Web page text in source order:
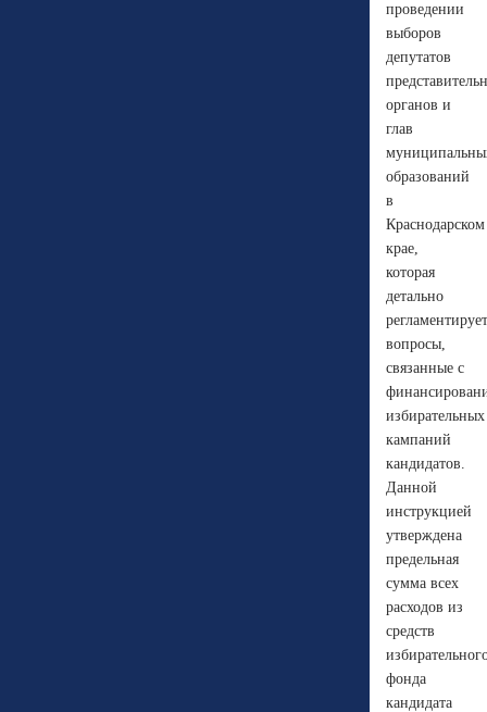
проведении
выборов
депутатов
органов и
глав
образований
в
Краснодарском
крае,
которая
детально
регламентирует
вопросы,
связанные с
избирательных
кампаний
кандидатов.
Данной
инструкцией
утверждена
предельная
сумма всех
расходов из
средств
фонда
кандидата